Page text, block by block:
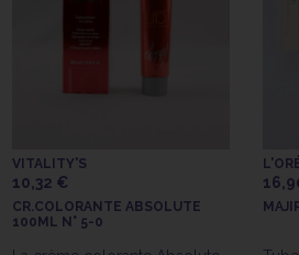
VITALITY'S
10,32 €
CR.COLORANTE ABSOLUTE
100ML N° 5-0